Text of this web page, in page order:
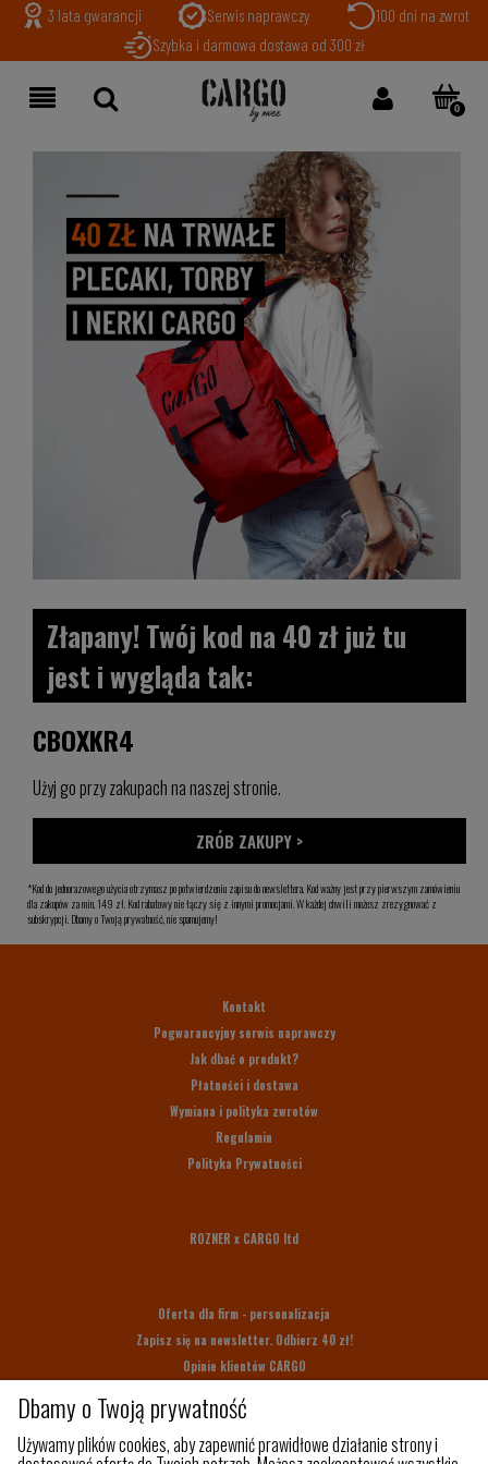
3 lata gwarancji Serwis naprawczy
100 dni na zwrot
Szybka i darmowa dostawa od 300 zł
Złapany! Twój kod na 40 zł już tu
jest i wygląda tak:
CBOXKR4
Użyj go przy zakupach na naszej stronie.
ZRÓB ZAKUPY >
*Kod do jednorazowego użycia otrzymasz po potwierdzeniu zapisu do newslettera. Kod ważny jest przy pierwszym zamówieniu
dla zakupów za min. 149 zł. Kod rabatowy nie łączy się z innymi promocjami. W każdej chwili możesz zrezygnować z
subskrypcji. Dbamy o Twoją prywatność, nie spamujemy!
Kontakt
Pogwarancyjny serwis naprawczy
Jak dbać o produkt?
Płatności i dostawa
Wymiana i polityka zwrotów
Regulamin
Polityka Prywatności
ROZNER x CARGO ltd
Oferta dla firm - personalizacja
Zapisz się na newsletter. Odbierz 40 zł!
Opinie klientów CARGO
Na prezent
Dbamy o Twoją prywatność
Używamy plików cookies, aby zapewnić prawidłowe działanie strony i